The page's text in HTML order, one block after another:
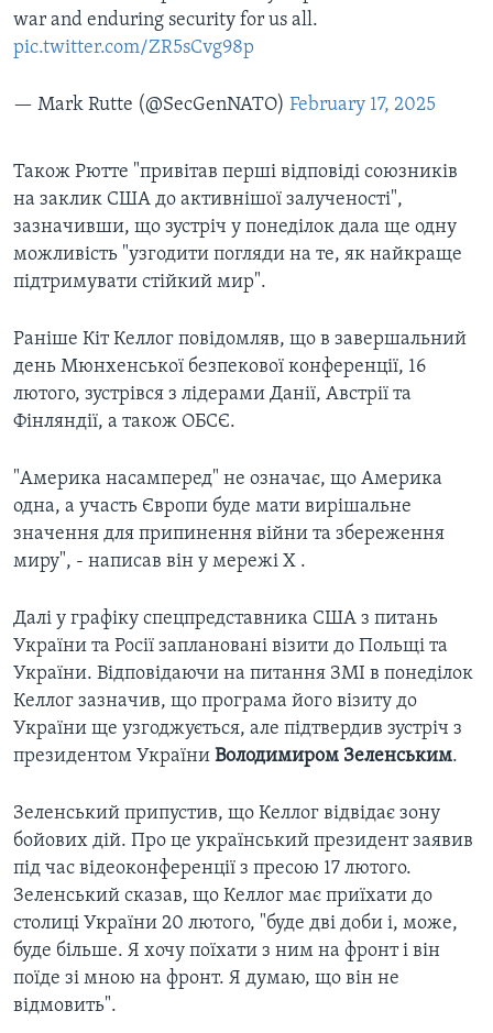
war and enduring security for us all.
pic.twitter.com/ZR5sCvg98p
— Mark Rutte (@SecGenNATO) February 17, 2025
Також Рютте "привітав перші відповіді союзників
на заклик США до активнішої залученості",
зазначивши, що зустріч у понеділок дала ще одну
можливість "узгодити погляди на те, як найкраще
підтримувати стійкий мир".
Раніше Кіт Келлог повідомляв, що в завершальний
день Мюнхенської безпекової конференції, 16
лютого, зустрівся з лідерами Данії, Австрії та
Фінляндії, а також ОБСЄ.
"Америка насамперед" не означає, що Америка
одна, а участь Європи буде мати вирішальне
значення для припинення війни та збереження
миру", - написав він у мережі Х .
Далі у графіку спецпредставника США з питань
України та Росії заплановані візити до Польщі та
України. Відповідаючи на питання ЗМІ в понеділок
Келлог зазначив, що програма його візиту до
України ще узгоджується, але підтвердив зустріч з
президентом України Володимиром Зеленським.
Зеленський припустив, що Келлог відвідає зону
бойових дій. Про це український президент заявив
під час відеоконференції з пресою 17 лютого.
Зеленський сказав, що Келлог має приїхати до
столиці України 20 лютого, "буде дві доби і, може,
буде більше. Я хочу поїхати з ним на фронт і він
поїде зі мною на фронт. Я думаю, що він не
відмовить".